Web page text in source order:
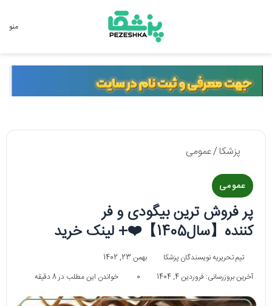
منو
پزشکا/عمومی
عمومی
پر فروش ترین بیگودی و فر
کننده【سال1405】❤️+ لینک خرید
تیم تحریریه نویسندگان پزشکا
بهمن 23, 1402
آخرین بروزرسانی: فروردین 4, 1404
0 خواندن این مطلب در 8 دقیقه